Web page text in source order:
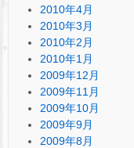
2010年4月
2010年3月
2010年2月
2010年1月
2009年12月
2009年11月
2009年10月
2009年9月
2009年8月